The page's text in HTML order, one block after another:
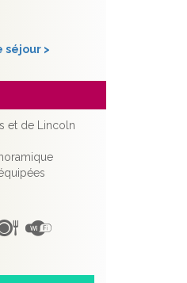
séjour >
et de Lincoln